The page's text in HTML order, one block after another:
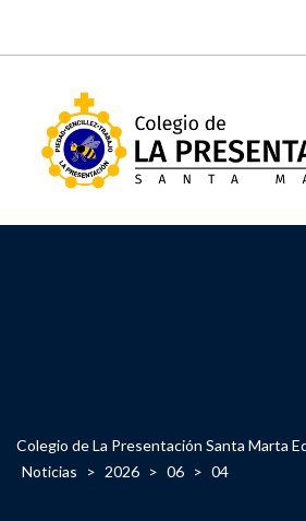
Colegio de La Presentación Santa Marta
Noticias
> 2026 > 06 > 04